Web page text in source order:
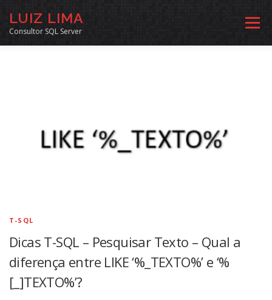
LUIZ LIMA
Consultor SQL Server
Menu
T-SQL
Dicas T-SQL – Pesquisar Texto – Qual a
diferença entre LIKE ‘%_TEXTO%’ e ‘%
[_]TEXTO%’?